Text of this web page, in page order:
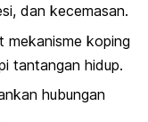
dan kecemasan.
mekanisme koping
tantangan hidup.
hubungan